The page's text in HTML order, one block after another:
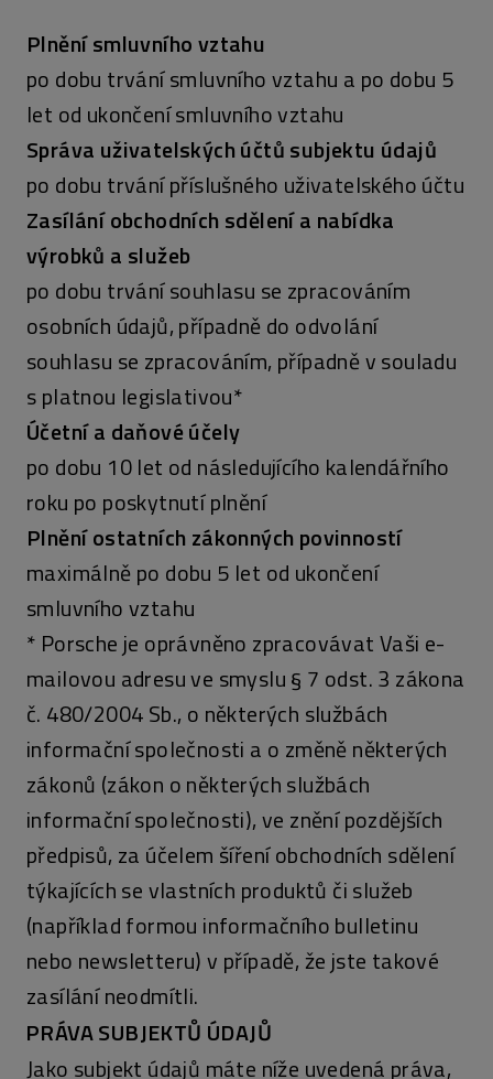
Plnění smluvního vztahu
po dobu trvání smluvního vztahu a po dobu 5
let od ukončení smluvního vztahu
Správa uživatelských účtů subjektu údajů
po dobu trvání příslušného uživatelského účtu
Zasílání obchodních sdělení a nabídka
výrobků a služeb
po dobu trvání souhlasu se zpracováním
osobních údajů, případně do odvolání
souhlasu se zpracováním, případně v souladu
s platnou legislativou*
Účetní a daňové účely
po dobu 10 let od následujícího kalendářního
roku po poskytnutí plnění
Plnění ostatních zákonných povinností
maximálně po dobu 5 let od ukončení
smluvního vztahu
* Porsche je oprávněno zpracovávat Vaši e-
mailovou adresu ve smyslu § 7 odst. 3 zákona
č. 480/2004 Sb., o některých službách
informační společnosti a o změně některých
zákonů (zákon o některých službách
informační společnosti), ve znění pozdějších
předpisů, za účelem šíření obchodních sdělení
týkajících se vlastních produktů či služeb
(například formou informačního bulletinu
nebo newsletteru) v případě, že jste takové
zasílání neodmítli.
PRÁVA SUBJEKTŮ ÚDAJŮ
Jako subjekt údajů máte níže uvedená práva,